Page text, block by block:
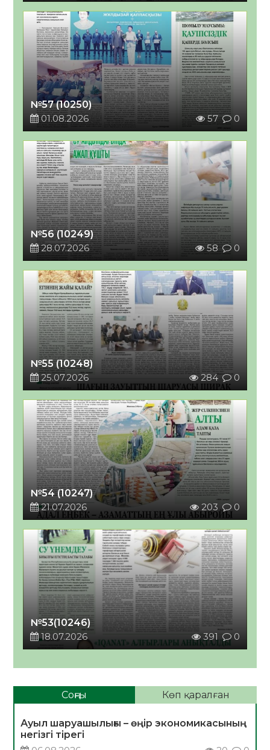
№57 (10250)
01.08.2026
57 0
№56 (10249)
28.07.2026
58 0
№55 (10248)
25.07.2026
284 0
№54 (10247)
21.07.2026
203 0
№53(10246)
18.07.2026
391 0
Соңғы Көп қаралған
Ауыл шаруашылығы – өңір экономикасының
негізгі тірегі